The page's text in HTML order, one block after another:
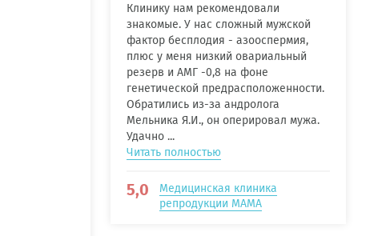
Клинику нам рекомендовали
знакомые. У нас сложный мужской
фактор бесплодия - азооспермия,
плюс у меня низкий овариальный
резерв и АМГ -0,8 на фоне
генетической предрасположенности.
Обратились из-за андролога
Мельника Я.И., он оперировал мужа.
Удачно ...
Читать полностью
5,0
Медицинская клиника
репродукции МАМА